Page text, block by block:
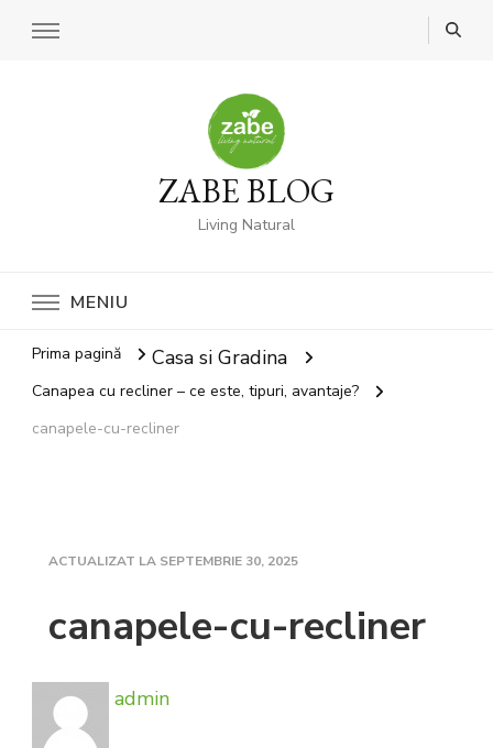
ZABE BLOG
Living Natural
MENIU
Prima pagină Casa si Gradina
Canapea cu recliner – ce este, tipuri, avantaje?
canapele-cu-recliner
ACTUALIZAT LA SEPTEMBRIE 30, 2025
canapele-cu-recliner
admin